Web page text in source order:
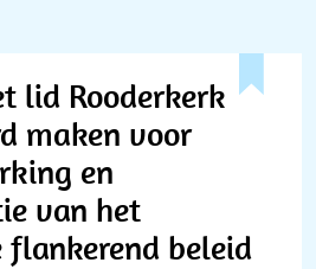
lid Rooderkerk
maken voor
en
van het
flankerend beleid